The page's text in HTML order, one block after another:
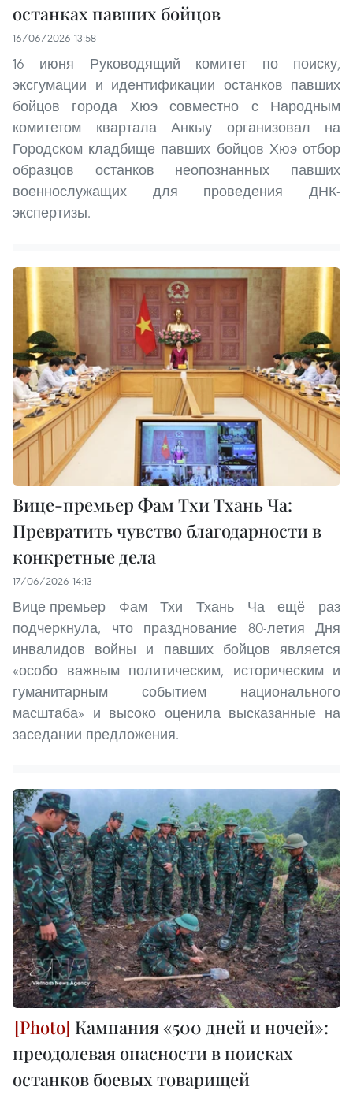
останках павших бойцов
16/06/2026 13:58
16 июня Руководящий комитет по поиску,
эксгумации и идентификации останков павших
бойцов города Хюэ совместно с Народным
комитетом квартала Анкыу организовал на
Городском кладбище павших бойцов Хюэ отбор
образцов останков неопознанных павших
военнослужащих для проведения ДНК-
экспертизы.
Вице-премьер Фам Тхи Тхань Ча:
Превратить чувство благодарности в
конкретные дела
17/06/2026 14:13
Вице-премьер Фам Тхи Тхань Ча ещё раз
подчеркнула, что празднование 80-летия Дня
инвалидов войны и павших бойцов является
«особо важным политическим, историческим и
гуманитарным событием национального
масштаба» и высоко оценила высказанные на
заседании предложения.
Кампания «500 дней и ночей»:
преодолевая опасности в поисках
останков боевых товарищей